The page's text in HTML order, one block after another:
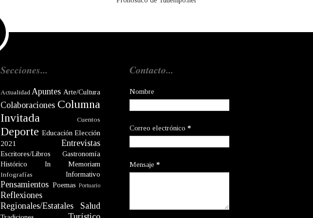
Secciones...
Actualidad Apuntes Arte/Cultura
Colaboraciones Columna
Invitada
Cuentos
Deporte Educación Elección
2021
Entrevistas
Escritores/Libros
Gastronomía
Histórico
In Memoriam
Infografías Informativo
Pensamientos Poemas Portuario
Reflexiones
Regionales/Estatales
Salud
Contacto...
Nombre
Correo electrónico *
Mensaje *